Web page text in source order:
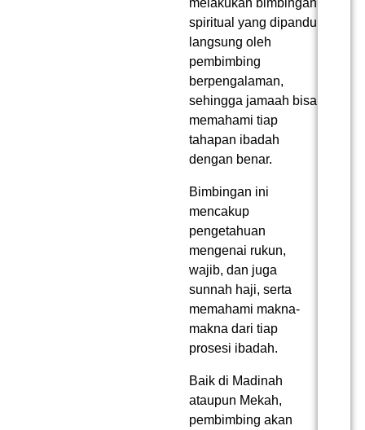
melakukan bimbingan
spiritual yang dipandu
langsung oleh
pembimbing
berpengalaman,
sehingga jamaah bisa
memahami tiap
tahapan ibadah
dengan benar.
Bimbingan ini
mencakup
pengetahuan
mengenai rukun,
wajib, dan juga
sunnah haji, serta
memahami makna-
makna dari tiap
prosesi ibadah.
Baik di Madinah
ataupun Mekah,
pembimbing akan